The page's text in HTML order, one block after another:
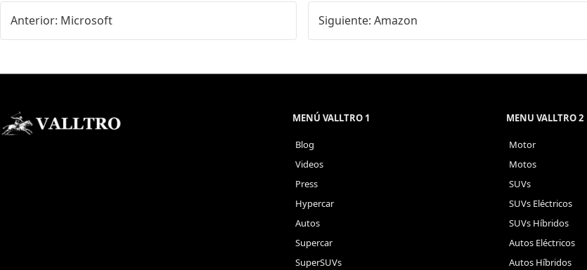
Anterior: Microsoft Siguiente: Amazon
MENÚ VALLTRO 1
Blog
Videos
Press
Hypercar
Autos
Supercar
SuperSUVs
MENU VALLTRO 2
Motor
Motos
SUVs
SUVs Eléctricos
SUVs Híbridos
Autos Eléctricos
Autos Híbridos